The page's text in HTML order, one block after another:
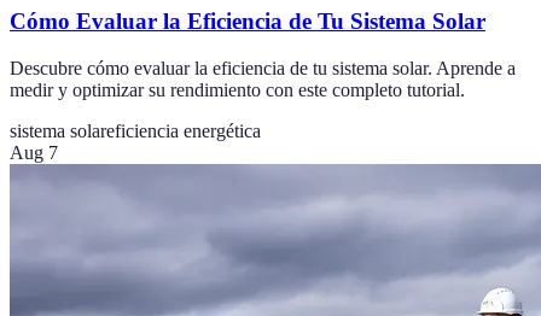
Cómo Evaluar la Eficiencia de Tu Sistema Solar
Descubre cómo evaluar la eficiencia de tu sistema solar. Aprende a
medir y optimizar su rendimiento con este completo tutorial.
sistema solareficiencia energética
Aug 7